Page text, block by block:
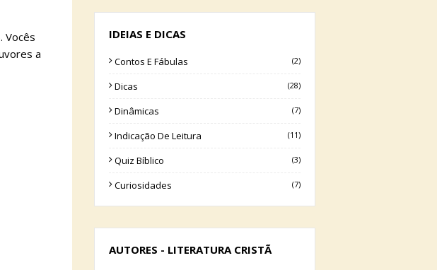
Vocês
a
IDEIAS E DICAS
Contos E Fábulas (2)
Dicas (28)
Dinâmicas (7)
Indicação De Leitura (11)
Quiz Bíblico (3)
Curiosidades (7)
AUTORES - LITERATURA CRISTÃ